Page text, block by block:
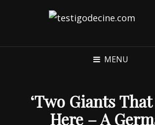
MENU
‘Two Giants
Here – A